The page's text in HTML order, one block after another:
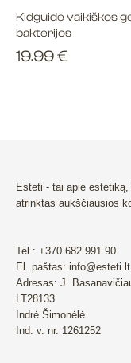
Kidguide vaikiškos
bakterijos
19.99€
Esteti - tai apie
atrinktas aukščiausios
Tel.: +370 682 991 90
El. paštas: info@esteti.lt
Adresas: J.
LT28133
Indrė Šimonėlė
Ind. v. nr. 1261252